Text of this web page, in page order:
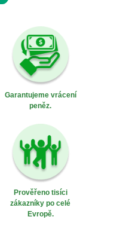
Garantujeme vrácení
peněz.
Prověřeno tisíci
zákazníky po celé
Evropě.